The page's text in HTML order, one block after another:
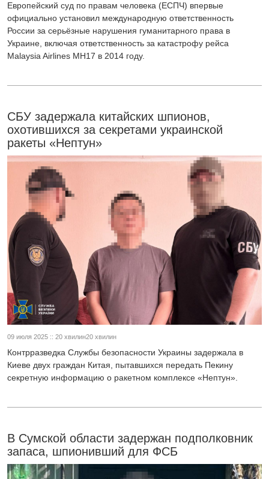
Европейский суд по правам человека (ЕСПЧ) впервые
официально установил международную ответственность
России за серьёзные нарушения гуманитарного права в
Украине, включая ответственность за катастрофу рейса
Malaysia Airlines MH17 в 2014 году.
СБУ задержала китайских шпионов,
охотившихся за секретами украинской
ракеты «Нептун»
09 июля 2025 :: 20 хвилин20 хвилин
Контрразведка Службы безопасности Украины задержала в
Киеве двух граждан Китая, пытавшихся передать Пекину
секретную информацию о ракетном комплексе «Нептун».
В Сумской области задержан подполковник
запаса, шпионивший для ФСБ